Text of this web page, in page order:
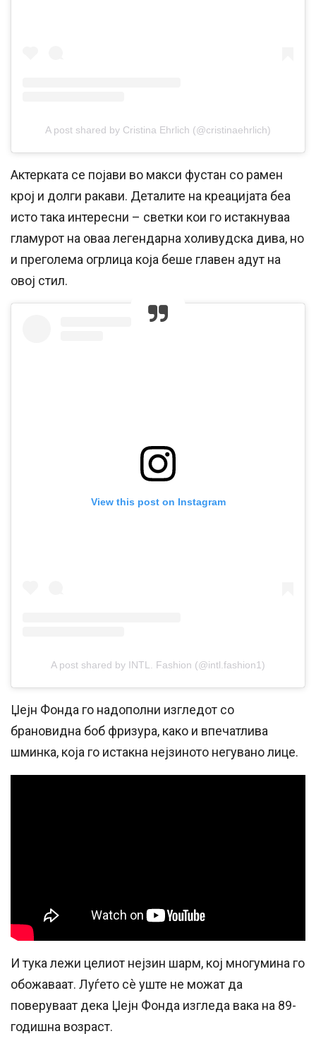
A post shared by Cristina Ehrlich (@cristinaehrlich)
Актерката се појави во макси фустан со рамен
крој и долги ракави. Деталите на креацијата беа
исто така интересни – светки кои го истакнуваа
гламурот на оваа легендарна холивудска дива, но
и преголема огрлица која беше главен адут на
овој стил.
View this post on Instagram
A post shared by INTL. Fashion (@intl.fashion1)
Џејн Фонда го надополни изгледот со
брановидна боб фризура, како и впечатлива
шминка, која го истакна нејзиното негувано лице.
И тука лежи целиот нејзин шарм, кој многумина го
обожаваат. Луѓето сè уште не можат да
поверуваат дека Џејн Фонда изгледа вака на 89-
годишна возраст.